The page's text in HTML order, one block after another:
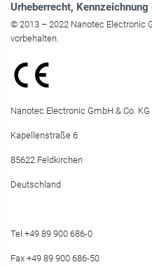
Urheberrecht,
© 2013 – 2022 Nanotec Electronic
vorbehalten.
Nanotec Electronic GmbH & Co. KG
Kapellenstraße 6
85622 Feldkirchen
Deutschland
Tel.+49 89 900 686-0
Fax +49 89 900 686-50